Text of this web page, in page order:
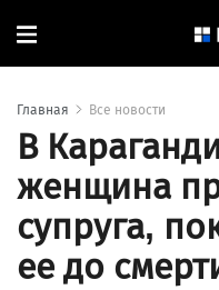
Главная Все новости
В
женщина
супруга,
ее до